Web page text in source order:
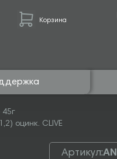
Корзина
45г
оцинк. CLIVE
Артикул: